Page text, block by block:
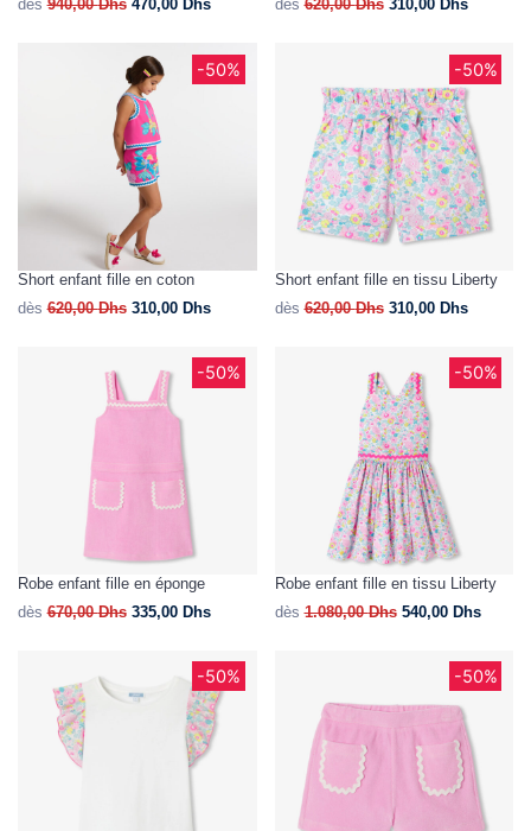
dès 940,00Dhs 470,00 Dhs dès 620,00Dhs 310,00 Dhs
-50%
Short enfant fille en coton
dès 620,00Dhs 310,00 Dhs
-50%
Short enfant fille en tissu Liberty
dès 620,00Dhs 310,00 Dhs
-50%
Robe enfant fille en éponge
dès 670,00Dhs 335,00 Dhs
-50%
Robe enfant fille en tissu Liberty
dès 1.080,00Dhs 540,00 Dhs
-50% -50%